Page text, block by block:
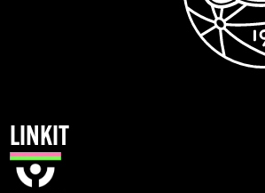
LINKIT